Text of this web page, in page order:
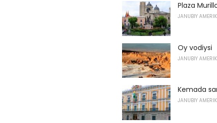
Plaza
JANUBIY
Oy vodiysi
JANUBIY
Kemada
JANUBIY